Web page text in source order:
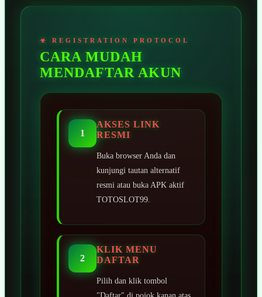
CARA MUDAH
MENDAFTAR AKUN
1
AKSES LINK
RESMI
Buka browser Anda dan
kunjungi tautan alternatif
resmi atau buka APK aktif
TOTOSLOT99.
2
KLIK MENU
DAFTAR
Pilih dan klik tombol